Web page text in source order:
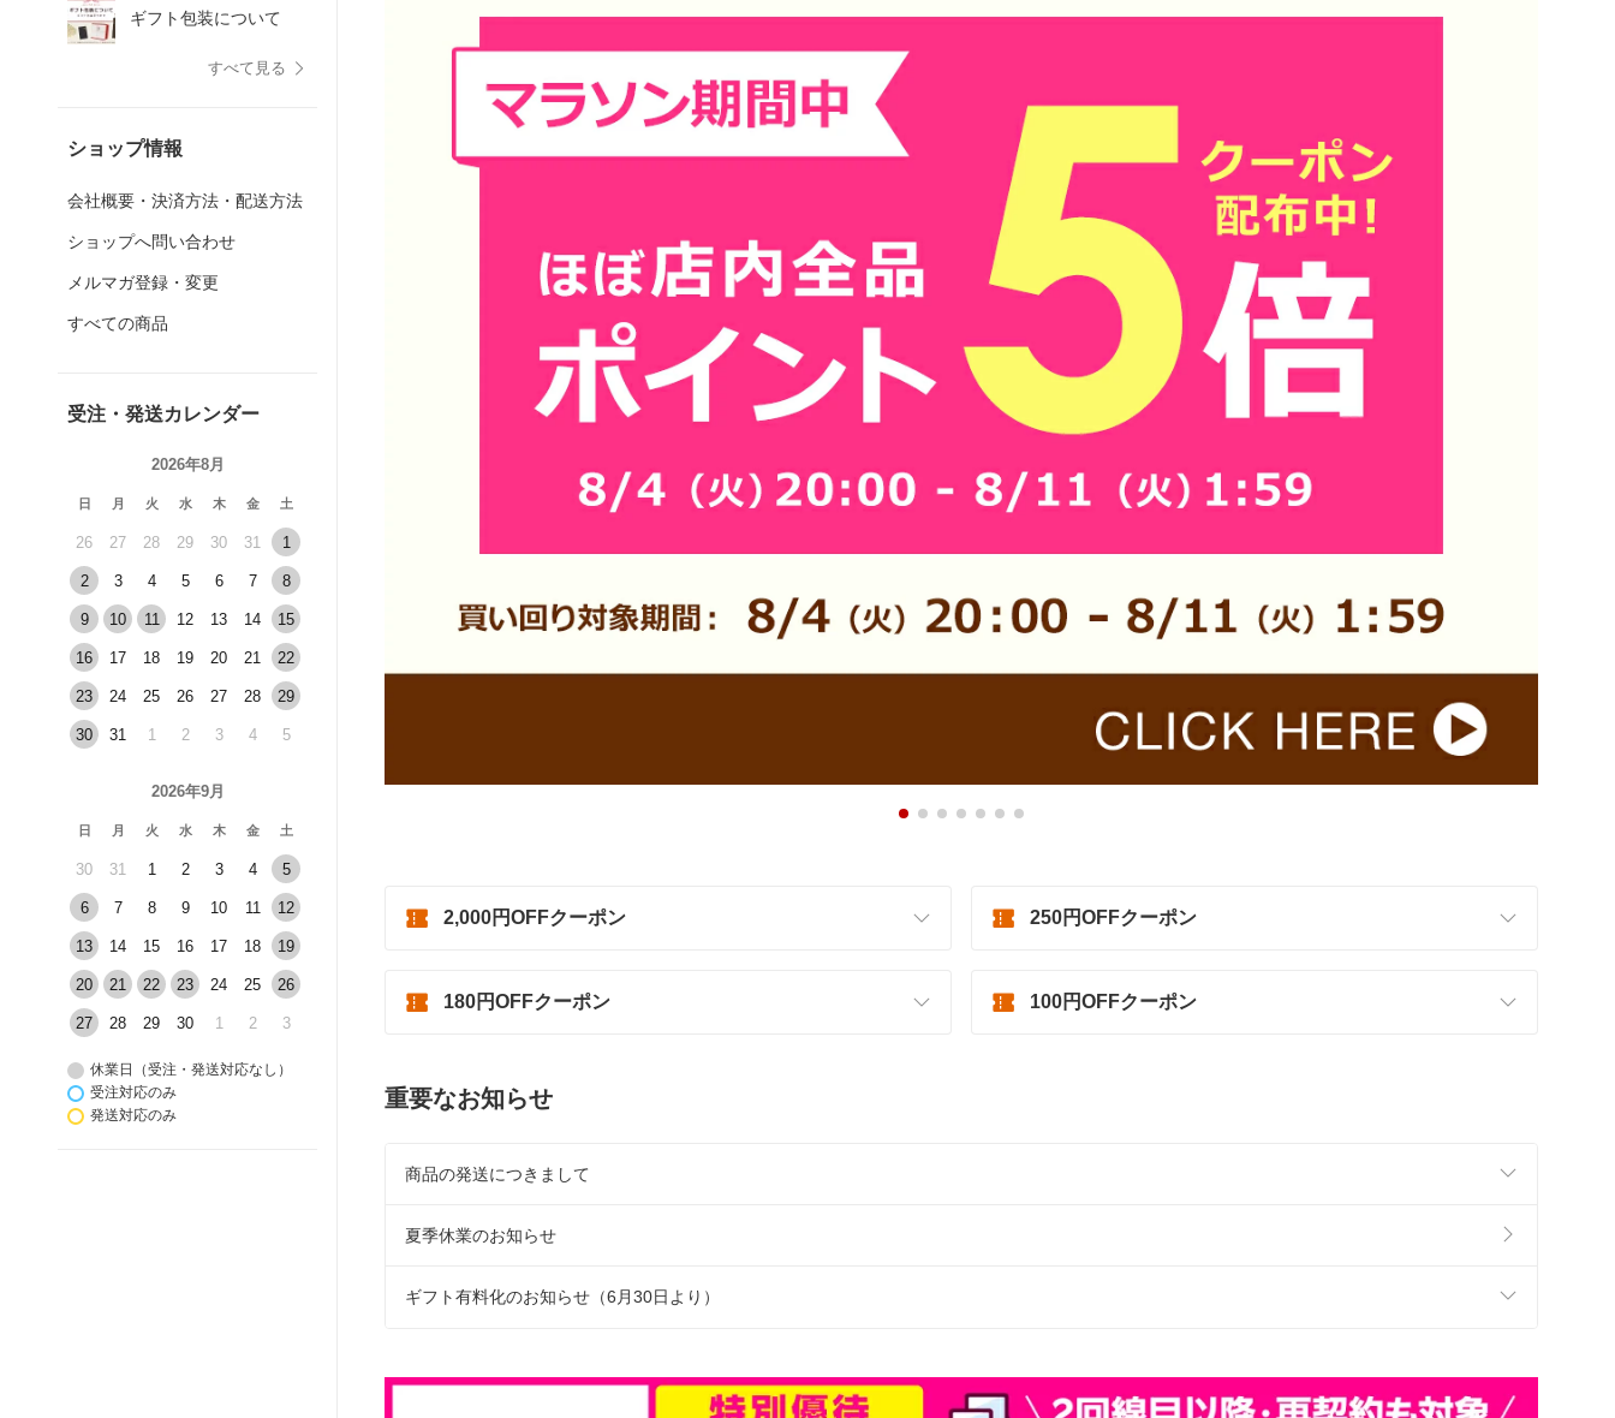
ギフト包装について
すべて見る
ショップ情報
会社概要・決済方法・配送方法
ショップへ問い合わせ
メルマガ登録・変更
すべての商品
受注・発送カレンダー
2026年8月
日 月 火 水 木 金 土
26 27 28 29 30 31 1
2 3 4 5 6 7 8
9 10 11 12 13 14 15
16 17 18 19 20 21 22
23 24 25 26 27 28 29
30 31 1 2 3 4 5
2026年9月
日 月 火 水 木 金 土
30 31 1 2 3 4 5
6 7 8 9 10 11 12
13 14 15 16 17 18 19
20 21 22 23 24 25 26
27 28 29 30 1 2 3
休業日（受注・発送対応なし）
受注対応のみ
発送対応のみ
2,000円OFFクーポン 250円OFFクーポン
180円OFFクーポン 100円OFFクーポン
重要なお知らせ
商品の発送につきまして
夏季休業のお知らせ
ギフト有料化のお知らせ（6月30日より）